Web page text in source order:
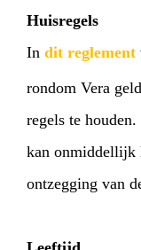
INFO
Huisregels
In dit reglement
rondom Vera
regels te
kan onmiddellijk
ontzegging van